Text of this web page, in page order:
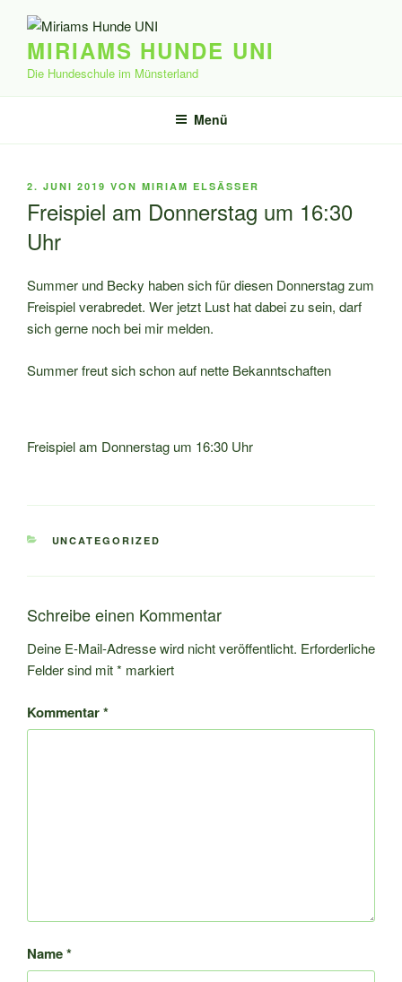
Inhalt
springenMIRIAMS HUNDE UNI
Die Hundeschule im Münsterland
Menü
VERÖFFENTLICHT
2. JUNI 2019 VON MIRIAM ELSÄSSER
Freispiel am Donnerstag um 16:30
Uhr
Summer und Becky haben sich für diesen Donnerstag zum
Freispiel verabredet. Wer jetzt Lust hat dabei zu sein, darf
sich gerne noch bei mir melden.
Summer freut sich schon auf nette Bekanntschaften
Freispiel am Donnerstag um 16:30 Uhr
KATEGORIEN
UNCATEGORIZED
Schreibe einen Kommentar
Deine E-Mail-Adresse wird nicht veröffentlicht. Erforderliche
Felder sind mit* markiert
Kommentar*
Name*